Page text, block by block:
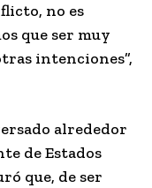
no es
que ser muy
intenciones”,
alrededor
de Estados
que, de ser